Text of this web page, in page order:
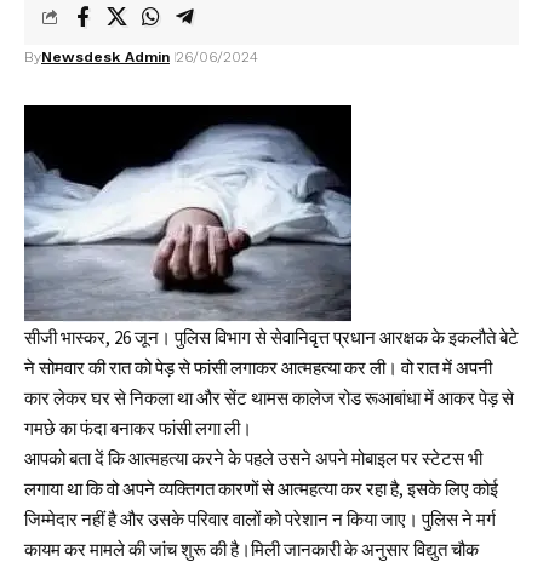
ByNewsdesk Admin 26/06/2024
सीजी भास्कर, 26 जून। पुलिस विभाग से सेवानिवृत्त प्रधान आरक्षक के इकलौते बेटे
ने सोमवार की रात को पेड़ से फांसी लगाकर आत्महत्या कर ली। वो रात में अपनी
कार लेकर घर से निकला था और सेंट थामस कालेज रोड रूआबांधा में आकर पेड़ से
गमछे का फंदा बनाकर फांसी लगा ली।
आपको बता दें कि आत्महत्या करने के पहले उसने अपने मोबाइल पर स्टेटस भी
लगाया था कि वो अपने व्यक्तिगत कारणों से आत्महत्या कर रहा है, इसके लिए कोई
जिम्मेदार नहीं है और उसके परिवार वालों को परेशान न किया जाए। पुलिस ने मर्ग
कायम कर मामले की जांच शुरू की है।मिली जानकारी के अनुसार विद्युत चौक